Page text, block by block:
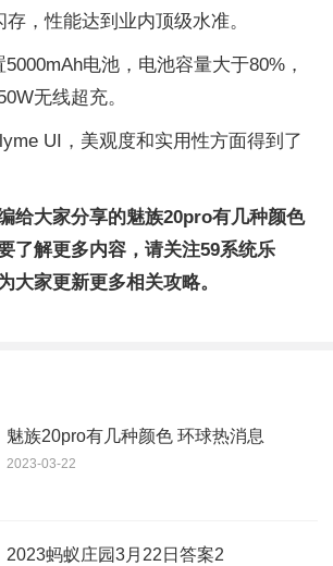
，性能达到业内顶级水准。
电池，电池容量大于80%，
无线超充。
UI，美观度和实用性方面得到了
给大家分享的魅族20pro有几种颜色
了解更多内容，请关注59系统乐
大家更新更多相关攻略。
魅族20pro有几种颜色 环球热消息
2023-03-22
2023蚂蚁庄园3月22日答案2